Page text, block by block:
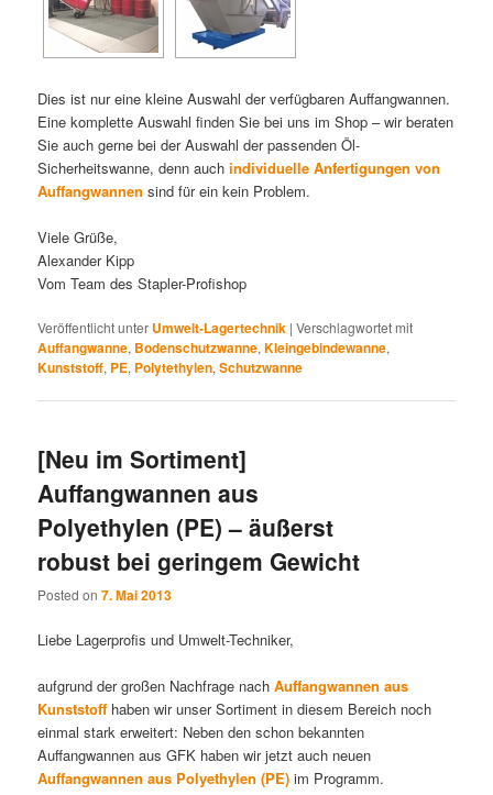
Dies ist nur eine kleine Auswahl der verfügbaren Auffangwannen.
Eine komplette Auswahl finden Sie bei uns im Shop – wir beraten
Sie auch gerne bei der Auswahl der passenden Öl-
Sicherheitswanne, denn auchindividuelle Anfertigungen von
Auffangwannen sind für ein kein Problem.
Viele Grüße,
Alexander Kipp
Vom Team des Stapler-Profishop
Veröffentlicht unter Umwelt-Lagertechnik |Verschlagwortet mit
Auffangwanne, Bodenschutzwanne,Kleingebindewanne,
Kunststoff, PE, Polytethylen,Schutzwanne
[Neu im Sortiment]
Auffangwannen aus
Polyethylen (PE) – äußerst
robust bei geringem Gewicht
Posted on7. Mai 2013
Liebe Lagerprofis und Umwelt-Techniker,
aufgrund der großen Nachfrage nachAuffangwannen aus
Kunststoff haben wir unser Sortiment in diesem Bereich noch
einmal stark erweitert: Neben den schon bekannten
Auffangwannen aus GFK haben wir jetzt auch neuen
Auffangwannen aus Polyethylen (PE)im Programm.